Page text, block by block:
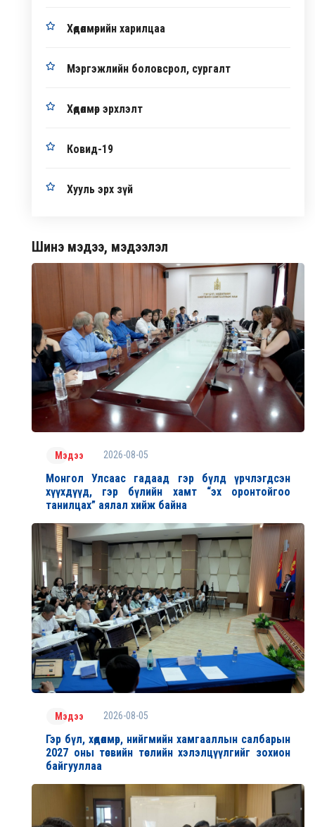
Хөдөлмөрийн харилцаа
Мэргэжлийн боловсрол, сургалт
Хөдөлмөр эрхлэлт
Ковид-19
Хууль эрх зүй
Шинэ мэдээ, мэдээлэл
Мэдээ 2026-08-05
Монгол Улсаас гадаад гэр бүлд үрчлэгдсэн
хүүхдүүд, гэр бүлийн хамт “эх оронтойгоо
танилцах” аялал хийж байна
Мэдээ 2026-08-05
Гэр бүл, хөдөлмөр, нийгмийн хамгааллын салбарын
2027 оны төсвийн төслийн хэлэлцүүлгийг зохион
байгууллаа